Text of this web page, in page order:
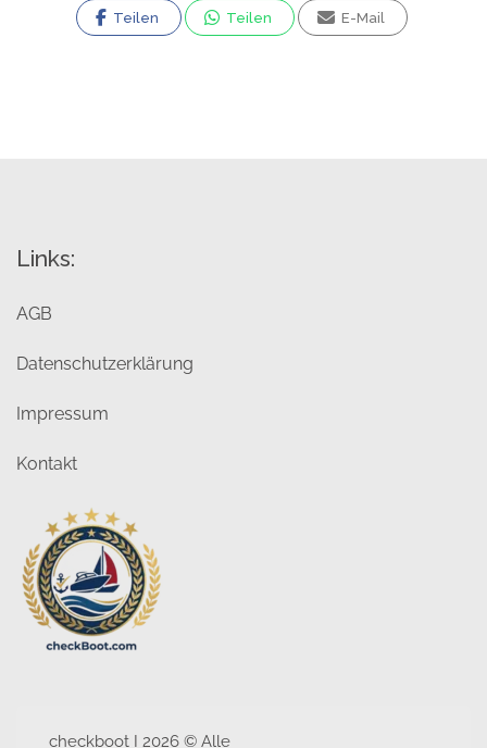
Teilen Teilen E-Mail
Links:
AGB
Datenschutzerklärung
Impressum
Kontakt
checkboot I 2026 © Alle